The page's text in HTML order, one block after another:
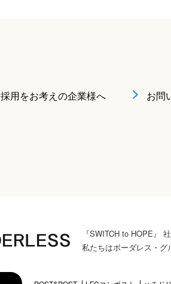
採用をお考えの企業様へ お問
『SWITCH to HOPE』
私たちはボーダレス・グ